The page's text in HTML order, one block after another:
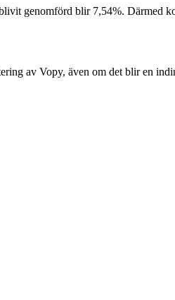
genomförd blir 7,54%. Därmed
av Vopy, även om det blir en